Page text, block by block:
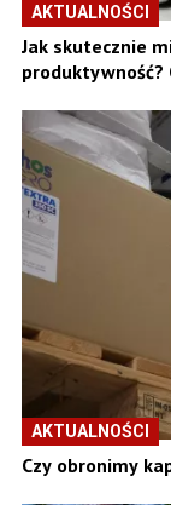
AKTUALNOŚCI
Jak skutecznie
produktywność?
AKTUALNOŚCI
Czy obronimy